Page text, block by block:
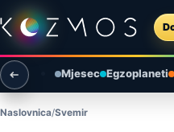
Preskoči na sadržaj
Otvori izbornik
Otvori pretragu
Mjesec Egzoplaneti
Naslovnica Svemir